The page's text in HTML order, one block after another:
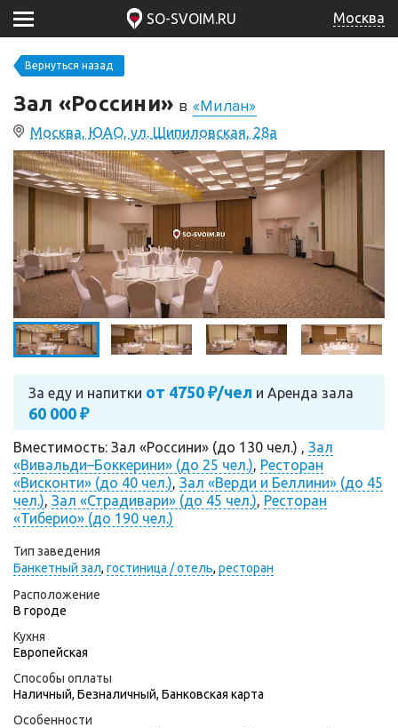
SO-SVOIM.RU Москва
Вернуться назад
Зал «Россини» в «Милан»
Москва, ЮАО, ул. Шипиловская, 28а
За еду и напитки от 4750 ₽/чел и Аренда зала
60 000 ₽
Вместимость: Зал «Россини» (до 130 чел.) , Зал
«Вивальди–Боккерини» (до 25 чел.), Ресторан
«Висконти» (до 40 чел.), Зал «Верди и Беллини» (до 45
чел.), Зал «Страдивари» (до 45 чел.), Ресторан
«Тиберио» (до 190 чел.)
Тип заведения
Банкетный зал, гостиница / отель, ресторан
Расположение
В городе
Кухня
Европейская
Способы оплаты
Наличный, Безналичный, Банковская карта
Особенности